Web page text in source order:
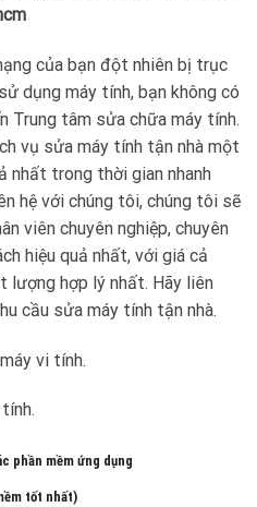
của bạn đột nhiên bị trục
dụng máy tính, bạn không có
Trung tâm sửa chữa máy tính.
vụ sửa máy tính tận nhà một
nhất trong thời gian nhanh
hệ với chúng tôi, chúng tôi sẽ
viên chuyên nghiệp, chuyên
hiệu quả nhất, với giá cả
lượng hợp lý nhất. Hãy liên
cầu sửa máy tính tận nhà.
vi tính.
phần mềm ứng dụng
tốt nhất)